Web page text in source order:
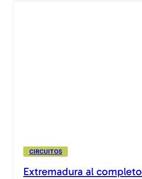
CIRCUITOS
Extremadura al completo